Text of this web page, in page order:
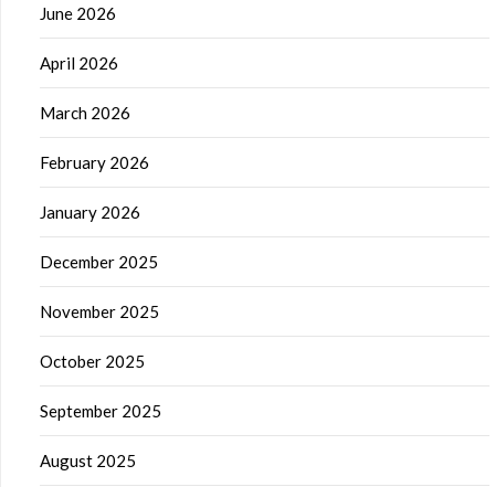
June 2026
April 2026
March 2026
February 2026
January 2026
December 2025
November 2025
October 2025
September 2025
August 2025